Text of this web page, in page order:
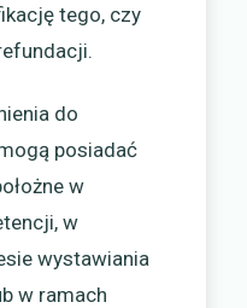
tego, czy
do
posiadać
w
w
wystawiania
w ramach